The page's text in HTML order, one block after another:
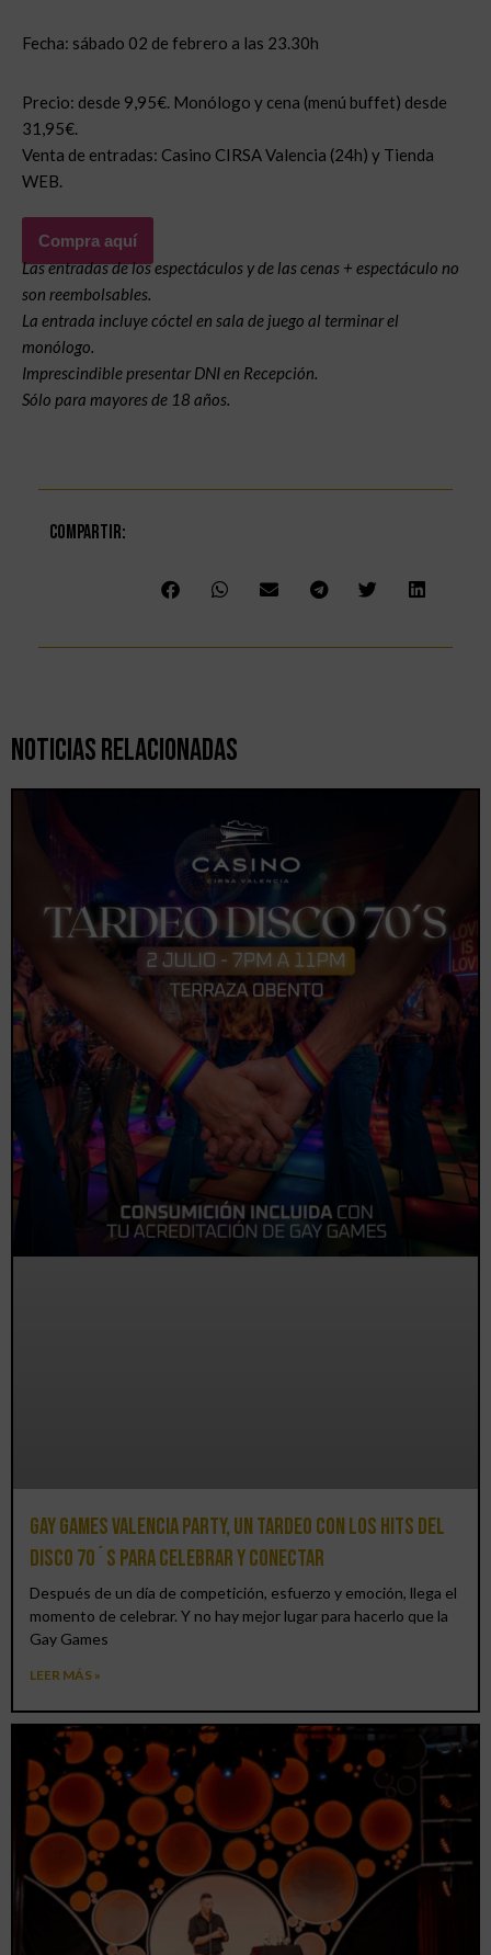
Fecha: sábado 02 de febrero a las 23.30h
Precio: desde 9,95€. Monólogo y cena (menú buffet) desde
31,95€.
Venta de entradas: Casino CIRSA Valencia (24h) y Tienda
WEB.
Compra aquí
Las entradas de los espectáculos y de las cenas + espectáculo no
son reembolsables.
La entrada incluye cóctel en sala de juego al terminar el
monólogo.
Imprescindible presentar DNI en Recepción.
Sólo para mayores de 18 años.
Compartir:
Noticias Relacionadas
Gay Games Valencia Party, un tardeo con los hits del
DISCO 70´S para celebrar y conectar
Después de un día de competición, esfuerzo y emoción, llega el
momento de celebrar. Y no hay mejor lugar para hacerlo que la
Gay Games
LEER MÁS »